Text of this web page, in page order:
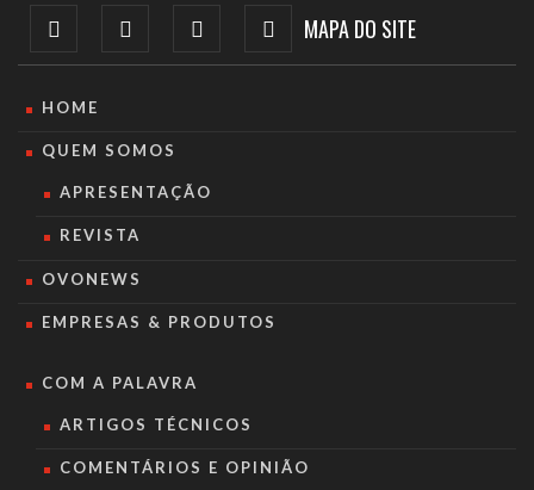
MAPA DO SITE
HOME
QUEM SOMOS
APRESENTAÇÃO
REVISTA
OVONEWS
EMPRESAS & PRODUTOS
COM A PALAVRA
ARTIGOS TÉCNICOS
COMENTÁRIOS E OPINIÃO